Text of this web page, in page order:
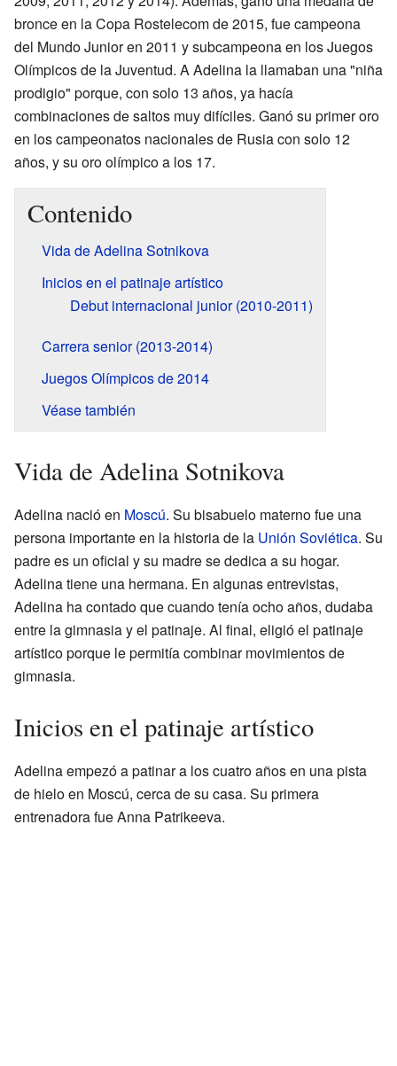
bronce en la Copa Rostelecom de 2015, fue campeona
del Mundo Junior en 2011 y subcampeona en los Juegos
Olímpicos de la Juventud. A Adelina la llamaban una "niña
prodigio" porque, con solo 13 años, ya hacía
combinaciones de saltos muy difíciles. Ganó su primer oro
en los campeonatos nacionales de Rusia con solo 12
años, y su oro olímpico a los 17.
Contenido
Vida de Adelina Sotnikova
Inicios en el patinaje artístico
Debut internacional junior (2010-2011)
Carrera senior (2013-2014)
Juegos Olímpicos de 2014
Véase también
Vida de Adelina Sotnikova
Adelina nació en Moscú. Su bisabuelo materno fue una
persona importante en la historia de la Unión Soviética. Su
padre es un oficial y su madre se dedica a su hogar.
Adelina tiene una hermana. En algunas entrevistas,
Adelina ha contado que cuando tenía ocho años, dudaba
entre la gimnasia y el patinaje. Al final, eligió el patinaje
artístico porque le permitía combinar movimientos de
gimnasia.
Inicios en el patinaje artístico
Adelina empezó a patinar a los cuatro años en una pista
de hielo en Moscú, cerca de su casa. Su primera
entrenadora fue Anna Patrikeeva.